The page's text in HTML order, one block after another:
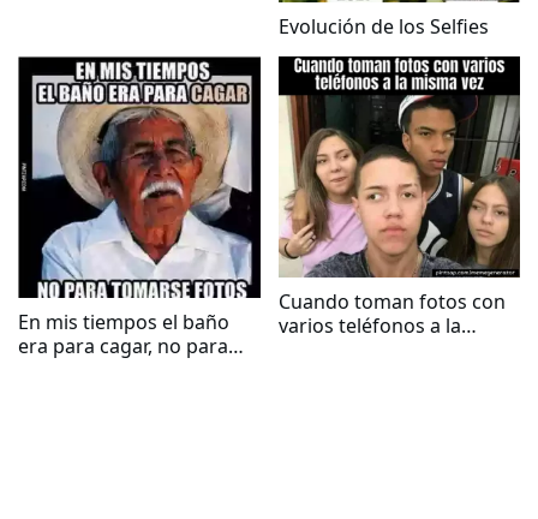
Evolución de los Selfies
En mis tiempos el baño
era para cagar, no para
Cuando toman fotos con
varios teléfonos a la